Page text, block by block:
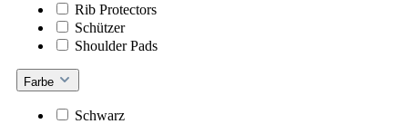
Rib Protectors
Schützer
Shoulder Pads
Farbe
Schwarz